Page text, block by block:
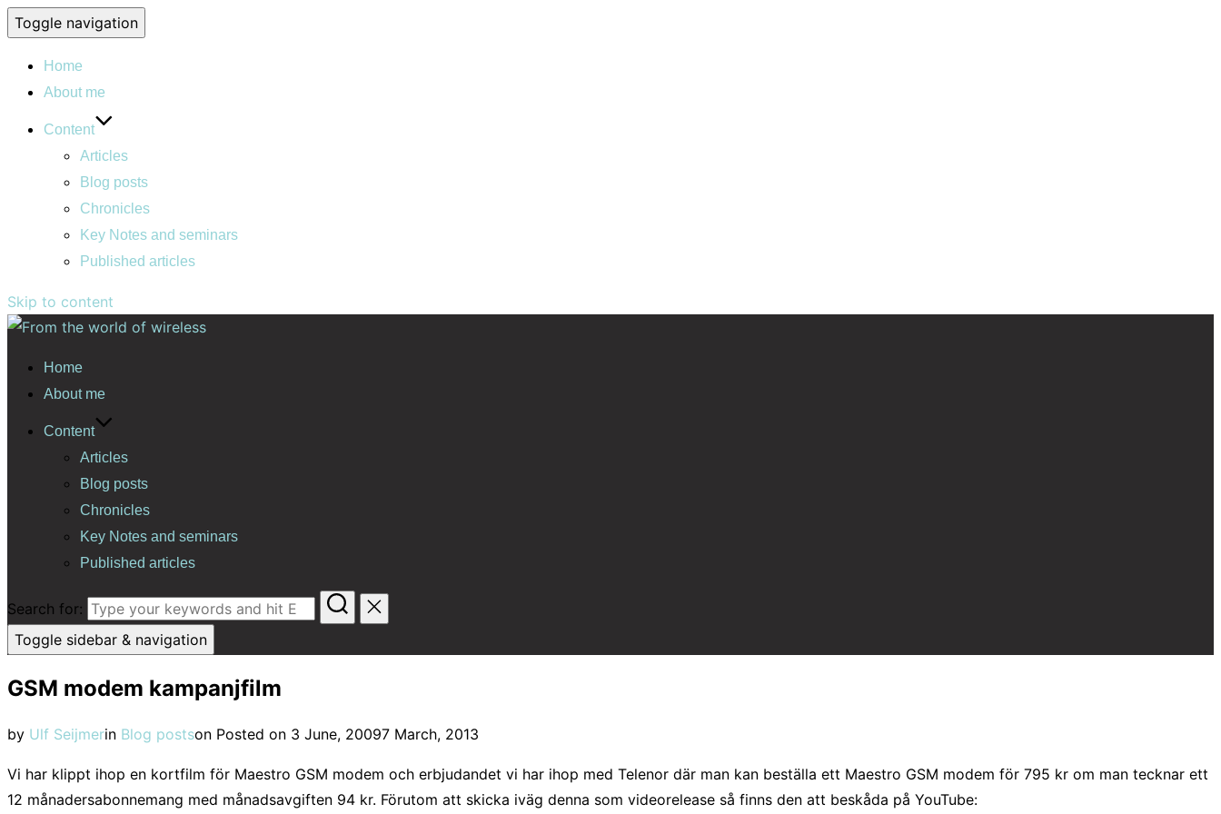
Toggle navigation
Home
About me
Content
Articles
Blog posts
Chronicles
Key Notes and seminars
Published articles
Skip to content
Home
About me
Content
Articles
Blog posts
Chronicles
Key Notes and seminars
Published articles
Search for:
Toggle sidebar & navigation
GSM modem kampanjfilm
by Ulf Seijmerin Blog postson Posted on 3 June, 20097 March, 2013
Vi har klippt ihop en kortfilm för Maestro GSM modem och erbjudandet vi har ihop med Telenor där man kan beställa ett Maestro GSM modem för 795 kr om man tecknar ett
12 månadersabonnemang med månadsavgiften 94 kr. Förutom att skicka iväg denna som videorelease så finns den att beskåda på YouTube: